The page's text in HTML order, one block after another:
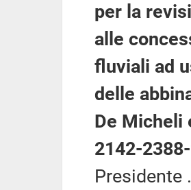
per la
alle
fluviali ad
delle
De Micheli
2142-
Presidente